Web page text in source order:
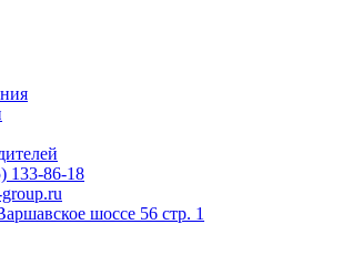
133-86-18
шоссе 56 стр. 1